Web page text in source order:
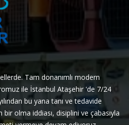
ellerde. Tam donanımlı modern
ile İstanbul Ataşehir 'de 7/24
bu yana tanı ve tedavide
olma iddiası, disiplini ve çabasıyla